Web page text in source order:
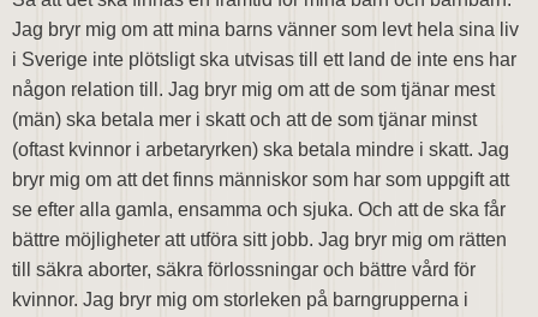
Jag bryr mig om att mina barns vänner som levt hela sina liv
i Sverige inte plötsligt ska utvisas till ett land de inte ens har
någon relation till. Jag bryr mig om att de som tjänar mest
(män) ska betala mer i skatt och att de som tjänar minst
(oftast kvinnor i arbetaryrken) ska betala mindre i skatt. Jag
bryr mig om att det finns människor som har som uppgift att
se efter alla gamla, ensamma och sjuka. Och att de ska får
bättre möjligheter att utföra sitt jobb. Jag bryr mig om rätten
till säkra aborter, säkra förlossningar och bättre vård för
kvinnor. Jag bryr mig om storleken på barngrupperna i